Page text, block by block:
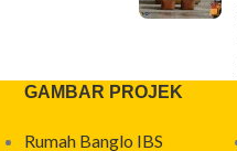
GAMBAR PROJEK
Rumah Banglo IBS